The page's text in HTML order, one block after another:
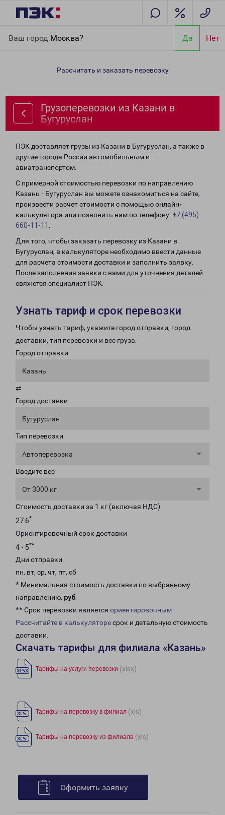
Ваш город Москва? Да Нет
Бугуруслан
Рассчитать и заказать перевозку
Грузоперевозки из Казани в
Бугуруслан
ПЭК доставляет грузы из Казани в Бугуруслан, а также в
другие города России автомобильным и
авиатранспортом.
С примерной стоимостью перевозки по направлению
Казань - Бугуруслан вы можете ознакомиться на сайте,
произвести расчет стоимости с помощью онлайн-
калькулятора или позвонить нам по телефону: +7 (495)
660-11-11
Для того, чтобы заказать перевозку из Казани в
Бугуруслан, в калькуляторе необходимо ввести данные
для расчета стоимости доставки и заполнить заявку.
После заполнения заявки с вами для уточнения деталей
свяжется специалист ПЭК.
Узнать тариф и срок перевозки
Чтобы узнать тариф, укажите город отправки, город
доставки, тип перевозки и вес груза.
Город отправки
Казань
⇄
Город доставки
Бугуруслан
Тип перевозки
Автоперевозка
Введите вес
От 3000 кг
Стоимость доставки за 1 кг (включая НДС)
27.6*
Ориентировочный срок доставки
4 - 5**
Дни отправки
пн, вт, ср, чт, пт, сб
* Минимальная стоимость доставки по выбранному
направлению: руб.
** Срок перевозки является ориентировочным
Рассчитайте в калькуляторесрок и детальную стоимость
доставки.
Скачать тарифы для филиала «Казань»
Тарифы на услуги перевозки (xlsx)
Тарифы на перевозку в филиал (xls)
Тарифы на перевозку из филиала (xls)
Оформить заявку